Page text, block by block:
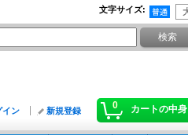
文字サイズ:
0 カートの中身
イン 新規登録